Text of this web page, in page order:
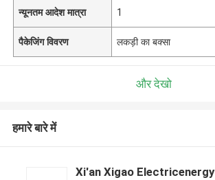
न्यूनतम आदेश मात्रा 1
पैकेजिंग विवरण लकड़ी का बक्सा
और देखो
हमारे बारे में
Xi'an Xigao Electricenergy